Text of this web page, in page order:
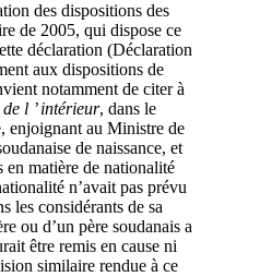
des dispositions des
de 2005, qui dispose ce
déclaration (Déclaration
aux dispositions de
notamment de citer à
l ’ intérieur, dans le
enjoignant au Ministre de
de naissance, et
en matière de nationalité
n’avait pas prévu
les considérants de sa
ou d’un père soudanais a
être remis en cause ni
similaire rendue à ce